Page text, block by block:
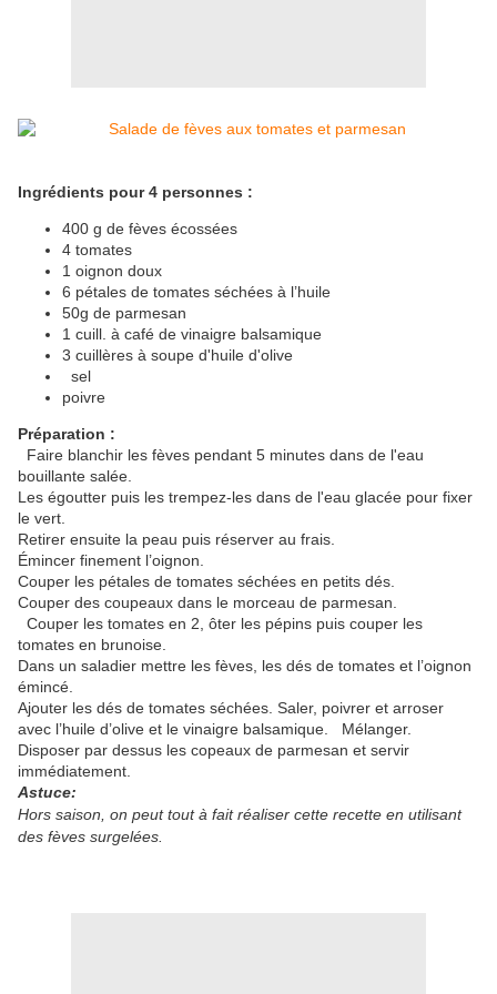
Ingrédients pour 4 personnes :
400 g de fèves écossées
4 tomates
1 oignon doux
6 pétales de tomates séchées à l’huile
50g de parmesan
1 cuill. à café de vinaigre balsamique
3 cuillères à soupe d'huile d'olive
sel
poivre
Préparation :
Faire blanchir les fèves pendant 5 minutes dans de l'eau
bouillante salée.
Les égoutter puis les trempez-les dans de l'eau glacée pour fixer
le vert.
Retirer ensuite la peau puis réserver au frais.
Émincer finement l’oignon.
Couper les pétales de tomates séchées en petits dés.
Couper des coupeaux dans le morceau de parmesan.
Couper les tomates en 2, ôter les pépins puis couper les
tomates en brunoise.
Dans un saladier mettre les fèves, les dés de tomates et l’oignon
émincé.
Ajouter les dés de tomates séchées. Saler, poivrer et arroser
avec l’huile d’olive et le vinaigre balsamique. Mélanger.
Disposer par dessus les copeaux de parmesan et servir
immédiatement.
Astuce:
Hors saison, on peut tout à fait réaliser cette recette en utilisant
des fèves surgelées.